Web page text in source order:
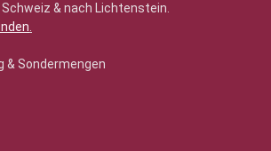
& nach Lichtenstein.
& Sondermengen